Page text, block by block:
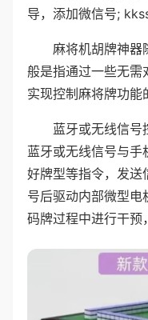
导，添加微信号;
麻将机胡牌神器
般是指通过一些无需
实现控制麻将牌功能
蓝牙或无线信号
蓝牙或无线信号与
好牌型等指令，发送
号后驱动内部微型电
码牌过程中进行干预